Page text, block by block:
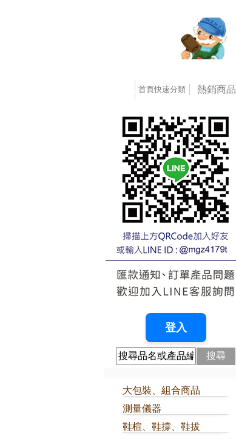
首頁快速分類 熱銷商品
搜尋
大包裝、組合商品
測量儀器
鞋楦、鞋撐、鞋拔